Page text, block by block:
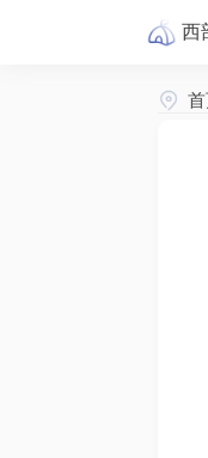
西